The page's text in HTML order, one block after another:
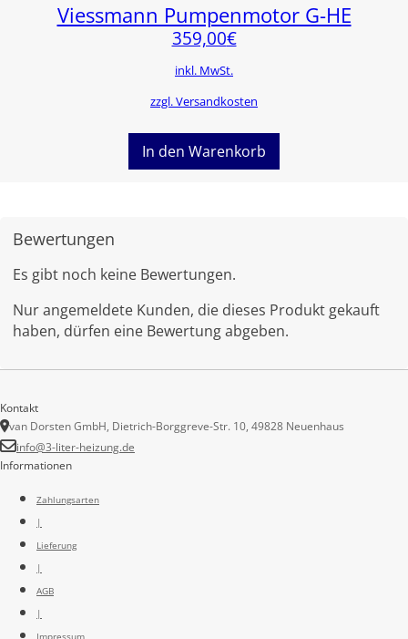
Viessmann Pumpenmotor G-HE
359,00€
inkl. MwSt.
zzgl. Versandkosten
In den Warenkorb
Bewertungen
Es gibt noch keine Bewertungen.
Nur angemeldete Kunden, die dieses Produkt gekauft
haben, dürfen eine Bewertung abgeben.
Informationen
Zahlungsarten
|
Lieferung
|
AGB
|
Impressum
Kontakt
van Dorsten GmbH, Dietrich-Borggreve-Str. 10, 49828 Neuenhaus
info@3-liter-heizung.de